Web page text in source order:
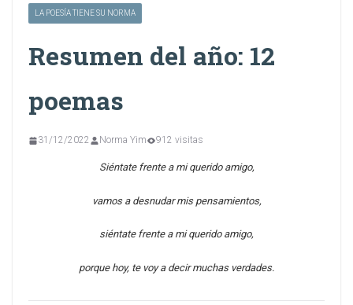
LA POESÍA TIENE SU NORMA
Resumen del año: 12
poemas
31/12/2022 Norma Yim 912 visitas
Siéntate frente a mi querido amigo,
vamos a desnudar mis pensamientos,
siéntate frente a mi querido amigo,
porque hoy, te voy a decir muchas verdades.